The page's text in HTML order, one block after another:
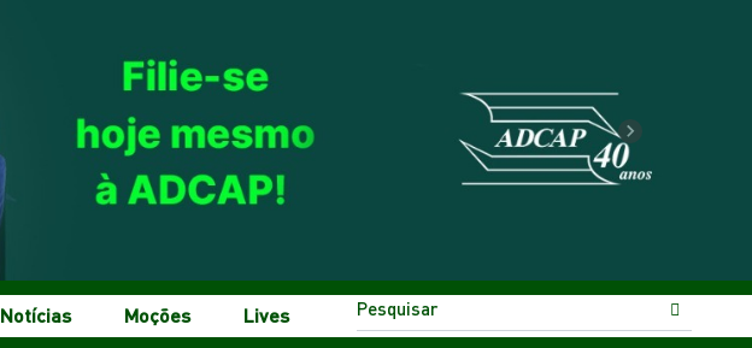
Next
Notícias Moções Lives